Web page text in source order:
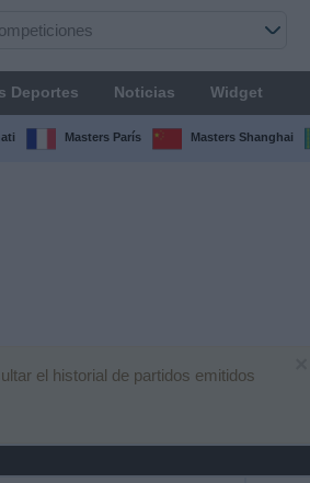
Deportes Noticias Widget
Masters París Masters Shanghai
el historial de partidos emitidos